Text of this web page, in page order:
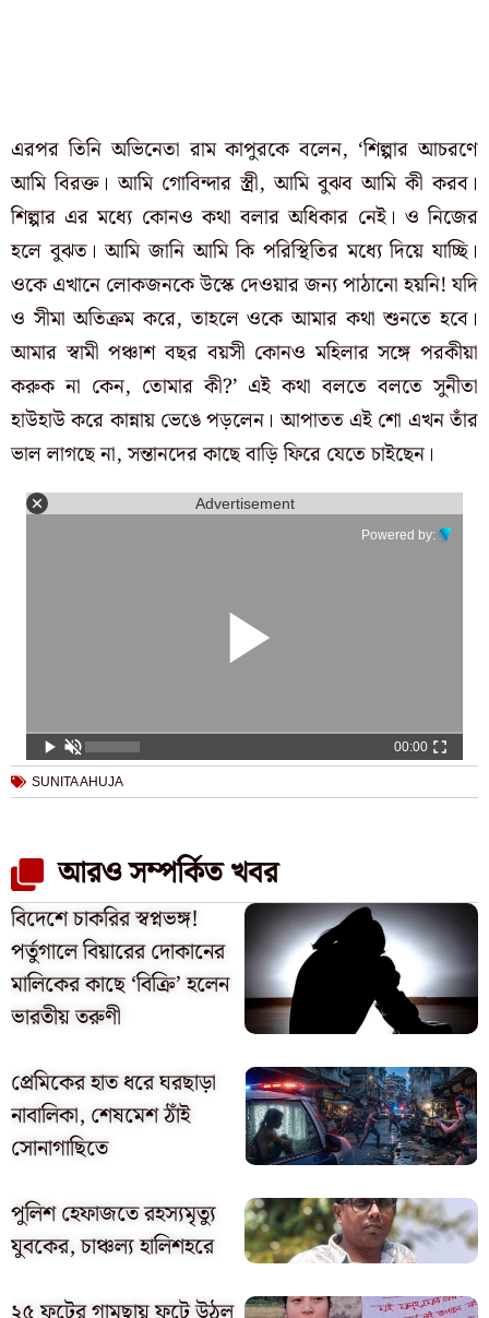
এরপর তিনি অভিনেতা রাম কাপুরকে বলেন, ‘শিল্পার আচরণে
আমি বিরক্ত। আমি গোবিন্দার স্ত্রী, আমি বুঝব আমি কী করব।
শিল্পার এর মধ্যে কোনও কথা বলার অধিকার নেই। ও নিজের
হলে বুঝত। আমি জানি আমি কি পরিস্থিতির মধ্যে দিয়ে যাচ্ছি।
ওকে এখানে লোকজনকে উস্কে দেওয়ার জন্য পাঠানো হয়নি! যদি
ও সীমা অতিক্রম করে, তাহলে ওকে আমার কথা শুনতে হবে।
আমার স্বামী পঞ্চাশ বছর বয়সী কোনও মহিলার সঙ্গে পরকীয়া
করুক না কেন, তোমার কী?’ এই কথা বলতে বলতে সুনীতা
হাউহাউ করে কান্নায় ভেঙে পড়লেন। আপাতত এই শো এখন তাঁর
ভাল লাগছে না, সন্তানদের কাছে বাড়ি ফিরে যেতে চাইছেন।
Advertisement
Powered by:
00:00
SUNITA AHUJA
আরও সম্পর্কিত খবর
বিদেশে চাকরির স্বপ্নভঙ্গ!
পর্তুগালে বিয়ারের দোকানের
মালিকের কাছে ‘বিক্রি’ হলেন
ভারতীয় তরুণী
প্রেমিকের হাত ধরে ঘরছাড়া
নাবালিকা, শেষমেশ ঠাঁই
সোনাগাছিতে
পুলিশ হেফাজতে রহস্যমৃত্যু
যুবকের, চাঞ্চল্য হালিশহরে